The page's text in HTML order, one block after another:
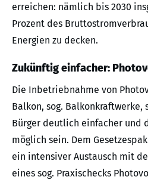
erreichen: nämlich bis 2030
Prozent des
Energien zu decken.
Zukünftig einfacher:
Die Inbetriebnahme von
Balkon, sog. Balkonkraftwerke,
Bürger deutlich einfacher und
möglich sein. Dem
ein intensiver Austausch mit
eines sog. Praxischecks